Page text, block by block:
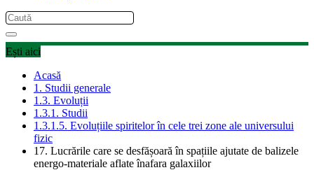
Ești aici
Acasă
1. Studii generale
1.3. Evoluții
1.3.1. Studii
1.3.1.5. Evoluțiile spiritelor în cele trei zone ale universului
fizic
17. Lucrările care se desfășoară în spațiile ajutate de balizele
energo-materiale aflate înafara galaxiilor